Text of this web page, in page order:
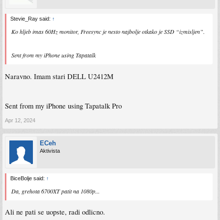
Stevie_Ray said: ↑
Ko hljeb imas 60Hz monitor, Freesync je nesto najbolje otkako je SSD “izmisljen”.
Sent from my iPhone using Tapatalk
Naravno. Imam stari DELL U2412M
Sent from my iPhone using Tapatalk Pro
Apr 12, 2024
ECeh
Aktivista
BiceBolje said: ↑
Da, grehota 6700XT patit na 1080p...
Ali ne pati se uopste, radi odlicno.